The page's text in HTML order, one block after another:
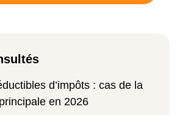
d’impôts : cas de la
en 2026